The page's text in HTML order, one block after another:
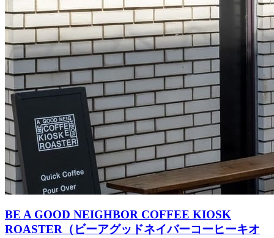
BE A GOOD NEIGHBOR COFFEE KIOSK
ROASTER（ビーアグッドネイバーコーヒーキオ